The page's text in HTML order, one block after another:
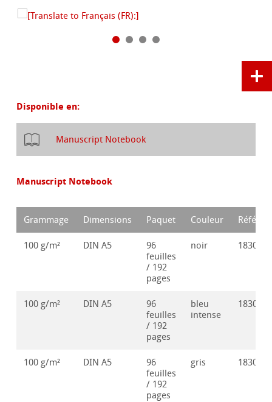
Disponible en:
Manuscript Notebook
Manuscript Notebook
Grammage Dimensions Paquet Couleur
100 g/m² DIN A5
96
feuilles
/ 192
pages
noir
100 g/m² DIN A5
96
feuilles
/ 192
pages
bleu
intense
100 g/m² DIN A5
96
feuilles
/ 192
pages
gris